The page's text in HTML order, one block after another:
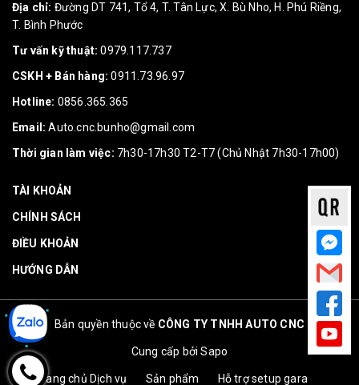
Địa chỉ: Đường DT 741, Tổ 4, T. Tân Lực, X. Bù Nho, H. Phú Riềng,
T. Bình Phước
Tư vấn kỹ thuật: 0979.117.737
CSKH + Bán hàng: 0911.73.96.97
Hotline: 0856.365.365
Email: Auto.cnc.bunho@gmail.com
Thời gian làm việc: 7h30-17h30 T2-T7 (Chủ Nhật 7h30-17h00)
TÀI KHOẢN
CHÍNH SÁCH
ĐIỀU KHOẢN
HƯỚNG DẪN
Bản quyền thuộc về CÔNG TY TNHH AUTO CNC
Cung cấp bởiSapo
Trang chủ Dịch vụ Sản phẩm Hỗ trợ setup gara